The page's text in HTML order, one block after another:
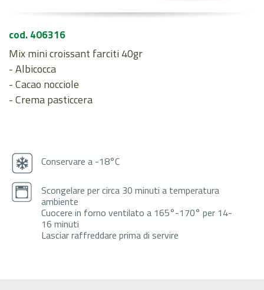
cod. 406316
Mix mini croissant farciti 40gr
- Albicocca
- Cacao nocciole
- Crema pasticcera
Conservare a -18°C
Scongelare per circa 30 minuti a temperatura
ambiente
Cuocere in forno ventilato a 165°-170° per 14-
16 minuti
Lasciar raffreddare prima di servire